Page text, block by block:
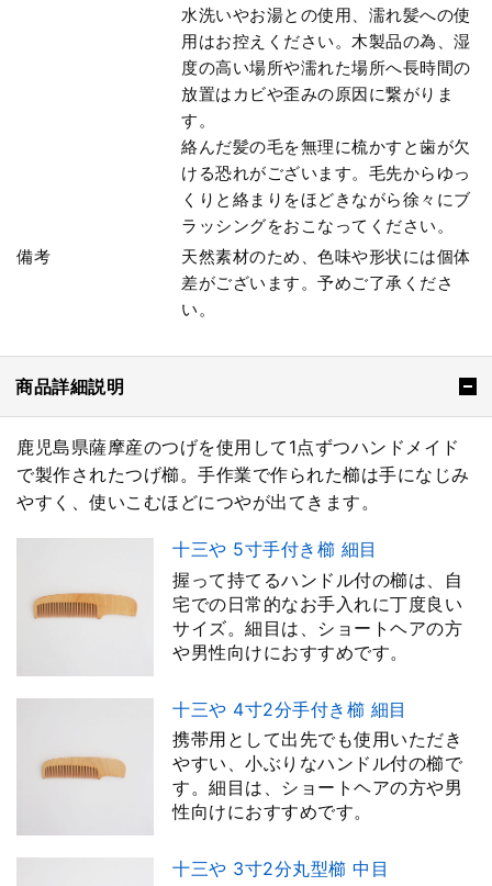
水洗いやお湯との使用、濡れ髪への使
用はお控えください。木製品の為、湿
度の高い場所や濡れた場所へ長時間の
放置はカビや歪みの原因に繋がりま
す。
絡んだ髪の毛を無理に梳かすと歯が欠
ける恐れがございます。毛先からゆっ
くりと絡まりをほどきながら徐々にブ
ラッシングをおこなってください。
備考
天然素材のため、色味や形状には個体
差がございます。予めご了承くださ
い。
商品詳細説明
鹿児島県薩摩産のつげを使用して1点ずつハンドメイド
で製作されたつげ櫛。手作業で作られた櫛は手になじみ
やすく、使いこむほどにつやが出てきます。
十三や 5寸手付き櫛 細目
握って持てるハンドル付の櫛は、自
宅での日常的なお手入れに丁度良い
サイズ。細目は、ショートヘアの方
や男性向けにおすすめです。
十三や 4寸2分手付き櫛 細目
携帯用として出先でも使用いただき
やすい、小ぶりなハンドル付の櫛で
す。細目は、ショートヘアの方や男
性向けにおすすめです。
十三や 3寸2分丸型櫛 中目